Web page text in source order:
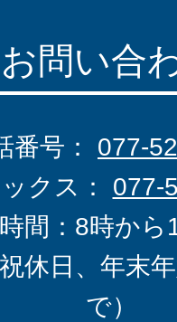
お問い合
番号： 077-
クス： 077-
間：8時から
祝休日、年末
で）